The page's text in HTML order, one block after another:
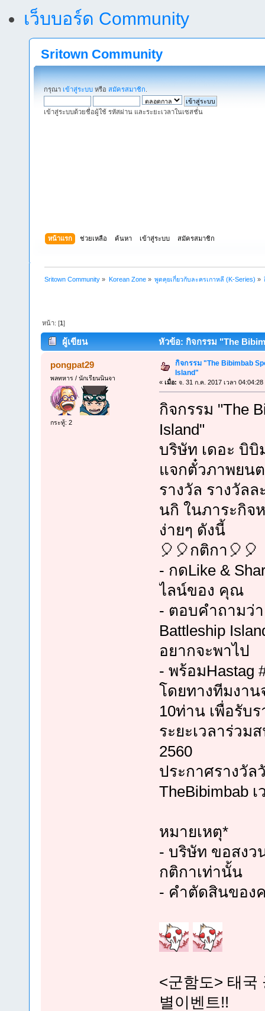
เว็บบอร์ด Community
Sritown Community
กรุณา เข้าสู่ระบบ หรือ สมัครสมาชิก
เข้าสู่ระบบด้วยชื่อผู้ใช้ รหัสผ่าน และระยะเวลาในเซสชั่น
หน้าแรก ช่วยเหลือ ค้นหา เข้าสู่ระบบ สมัครสมาชิก
Sritown Community » Korean Zone» พูดคุยเกี่ยวกับละครเกาหลี (K-Series) »
หน้า: [1]
ผู้เขียน หัวข้อ: กิจกรรม "The
pongpat29
พลทหาร / นักเรียนนินจา
กระทู้: 2
กิจกรรม "The Bibimbab
Island"
« เมื่อ: จ. 31 ก.ค. 2017 เวลา 04:04:28
กิจกรรม "The
Island"
บริษัท เดอะ บิบิ
แจกตั๋วภาพยนต
รางวัล รางวัล
นกิ ในภาระกิจ
ง่ายๆ ดังนี้
🎈🎈กติกา🎈🎈
- กดLike &
ไลน์ของ คุณ
- ตอบคำถามว่
Battleship
อยากจะพาไป
- พร้อมHastag
โดยทางทีมงาน
10ท่าน เพื่อรับ
ระยะเวลาร่วม
2560
ประกาศรางวัล
TheBibimbab
หมายเหตุ*
- บริษัท ขอสง
กติกาเท่านั้น
- คำตัดสินของ
<군함도> 태국
별이벤트!!